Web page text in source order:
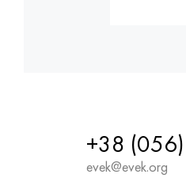
+38
evek@evek.org